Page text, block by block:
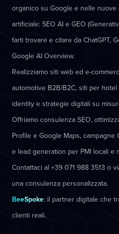
organico su Google e nelle
artificiale: SEO AI e GEO
farti trovare e citare da ChatGPT,
Google AI Overview.
Realizziamo siti web ed e-
automotive B2B/B2C, siti per
identity e strategie digitali su
Offriamo consulenza SEO,
Profile e Google Maps, campagne
e lead generation per PMI locali e
Contattaci al +39 071 988 3513 o
una consulenza personalizzata.
BeeSpoke: il partner digitale che
clienti reali.